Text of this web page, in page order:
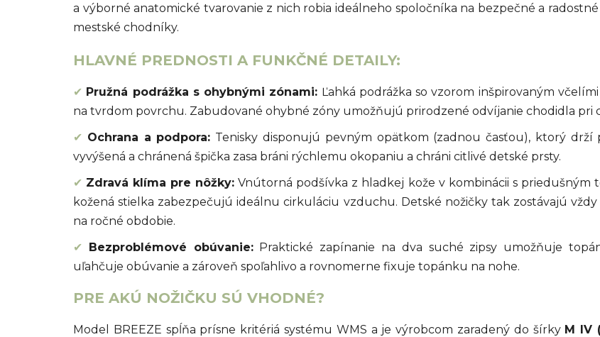
a výborné anatomické tvarovanie z nich robia ideálneho spoločníka na bezpečné a
mestské chodníky.
HLAVNÉ PREDNOSTI A FUNKČNÉ DETAILY:
✔ Pružná podrážka s ohybnými zónami: Ľahká podrážka so vzorom inšpirovaným
na tvrdom povrchu. Zabudované ohybné zóny umožňujú prirodzené odvíjanie chodidla pri
✔ Ochrana a podpora: Tenisky disponujú pevným opätkom (zadnou časťou), ktorý drží
vyvýšená a chránená špička zasa bráni rýchlemu okopaniu a chráni citlivé detské prsty.
✔ Zdravá klíma pre nôžky: Vnútorná podšívka z hladkej kože v kombinácii s priedušným
kožená stielka zabezpečujú ideálnu cirkuláciu vzduchu. Detské nožičky tak zostávajú
na ročné obdobie.
✔ Bezproblémové obúvanie:Praktické zapínanie na dva suché zipsy umožňuje
uľahčuje obúvanie a zároveň spoľahlivo a rovnomerne fixuje topánku na nohe.
PRE AKÚ NOŽIČKU SÚ VHODNÉ?
Model BREEZE spĺňa prísne kritériá systému WMS a je výrobcom zaradený do šírky M IV